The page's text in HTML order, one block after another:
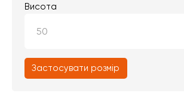
Висота
Застосувати розмір